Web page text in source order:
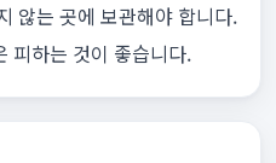
않는 곳에 보관해야 합니다.
피하는 것이 좋습니다.